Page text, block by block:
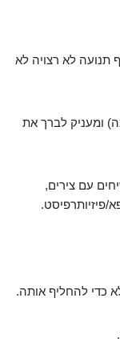
תנועה לא רצויה לא
ומעניק לברך את
עם צירים,
פיזיותרפיסט.
כדי להחליף אותה.